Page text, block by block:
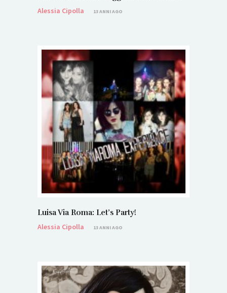
Alessia Cipolla
13 ANNI AGO
Luisa Via Roma: Let’s Party!
Alessia Cipolla
13 ANNI AGO